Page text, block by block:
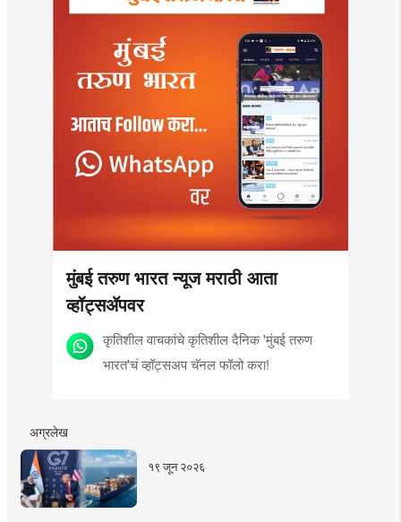
मुंबई तरुण भारत न्यूज मराठी आता
व्हॉट्सॲपवर
कृतिशील वाचकांचे कृतिशील दैनिक 'मुंबई तरुण
भारत'चं व्हॉट्सअप चॅनल फॉलो करा!
अग्रलेख
१९ जून २०२६